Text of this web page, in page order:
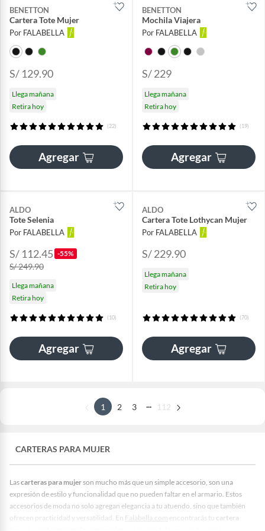
BENETTON
Cartera Tote Mujer
Por FALABELLA
S/ 129.90
Llega mañana
Retira hoy
(22)
Agregar
BENETTON
Mochila Viajera
Por FALABELLA
S/ 229
Llega mañana
Retira hoy
(19)
Agregar
ALDO
Tote Selenia
Por FALABELLA
S/ 112.45 -55%
S/ 249.90
Llega mañana
Retira hoy
(10)
Agregar
ALDO
Cartera Tote Lothycan Mujer
Por FALABELLA
S/ 229.90
Llega mañana
Retira hoy
(70)
Agregar
1 2 3 112
CARTERAS PARA MUJER
Lascarteras para mujerson mucho más que un simple accesorio, son una
expresión de estilo y funcionalidad que no pueden faltar en el armario. Estos
accesorios de moda no solo agregan elegancia a tu atuendo, sino que también
ofrecen practicidad y versatilidad. En Falabella.com encontrarás tu cartera